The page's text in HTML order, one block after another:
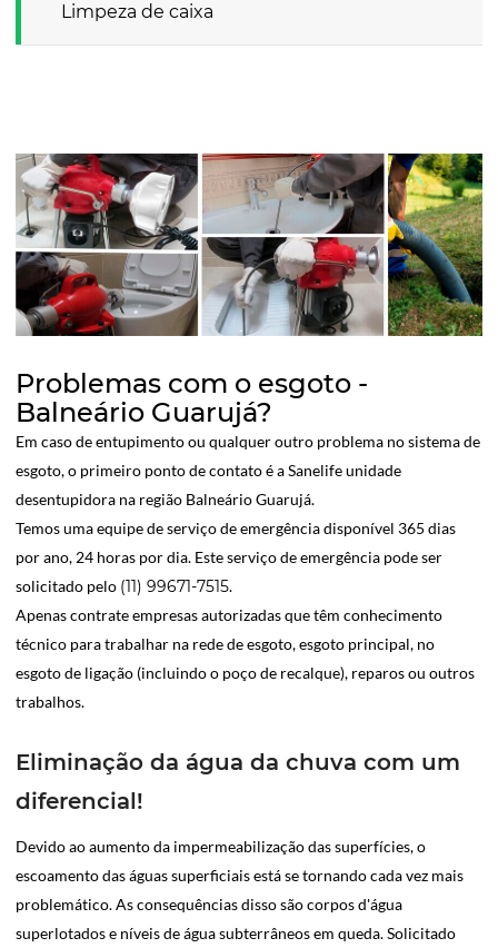
Limpeza de caixa
Problemas com o esgoto -
Balneário Guarujá?
Em caso de entupimento ou qualquer outro problema no sistema de
esgoto, o primeiro ponto de contato é a Sanelife unidade
desentupidora na região Balneário Guarujá.
Temos uma equipe de serviço de emergência disponível 365 dias
por ano, 24 horas por dia. Este serviço de emergência pode ser
solicitado pelo (11) 99671-7515.
Apenas contrate empresas autorizadas que têm conhecimento
técnico para trabalhar na rede de esgoto, esgoto principal, no
esgoto de ligação (incluindo o poço de recalque), reparos ou outros
trabalhos.
Eliminação da água da chuva com um
diferencial!
Devido ao aumento da impermeabilização das superfícies, o
escoamento das águas superficiais está se tornando cada vez mais
problemático. As consequências disso são corpos d'água
superlotados e níveis de água subterrâneos em queda. Solicitado